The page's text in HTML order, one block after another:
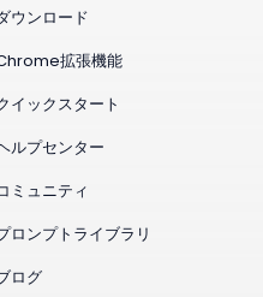
ウンロード
拡張機能
イックスタート
ルプセンター
ミュニティ
ロンプトライブラリ
ログ